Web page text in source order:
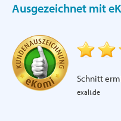
Ausgezeichnet mit
Schnitt
exali.de